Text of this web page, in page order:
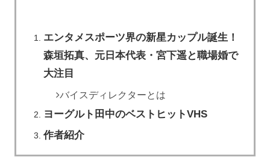
エンタメスポーツ界の新星カップル誕生！
森垣拓真、元日本代表・宮下遥と職場婚で
大注目
バイスディレクターとは
ヨーグルト田中のベストヒットVHS
作者紹介